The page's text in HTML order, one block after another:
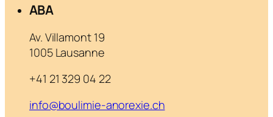
ABA
Av. Villamont 19
1005 Lausanne
+41 21 329 04 22
info@boulimie-anorexie.ch